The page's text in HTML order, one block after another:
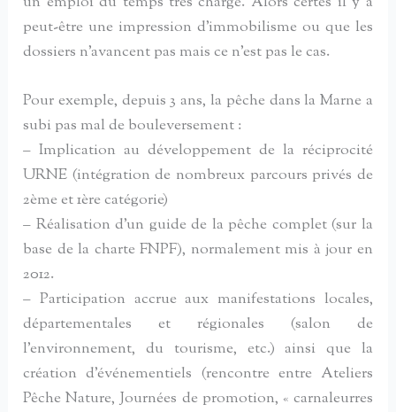
peut-être une impression d’immobilisme ou que les
dossiers n’avancent pas mais ce n’est pas le cas.
Pour exemple, depuis 3 ans, la pêche dans la Marne a
subi pas mal de bouleversement :
– Implication au développement de la réciprocité
URNE (intégration de nombreux parcours privés de
2ème et 1ère catégorie)
– Réalisation d’un guide de la pêche complet (sur la
base de la charte FNPF), normalement mis à jour en
2012.
– Participation accrue aux manifestations locales,
départementales et régionales (salon de
l’environnement, du tourisme, etc.) ainsi que la
création d’événementiels (rencontre entre Ateliers
Pêche Nature, Journées de promotion, « carnaleurres